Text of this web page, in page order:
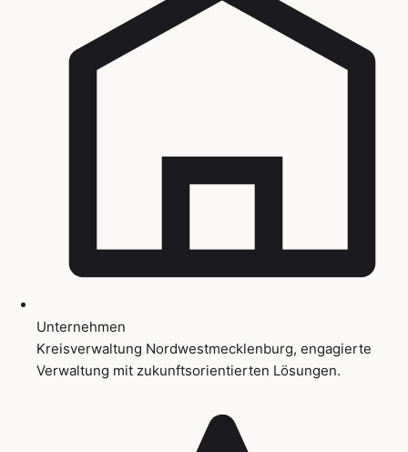
Unternehmen
Kreisverwaltung Nordwestmecklenburg, engagierte
Verwaltung mit zukunftsorientierten Lösungen.